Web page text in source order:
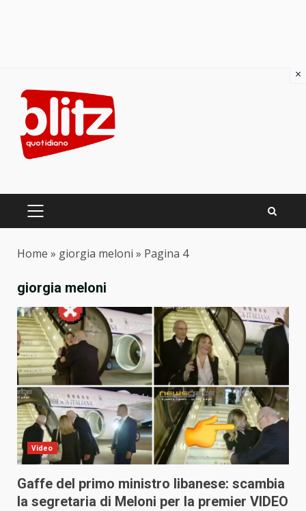
content
PRIMARY
Home » giorgia meloni » Pagina 4
giorgia meloni
Video
Gaffe del primo ministro libanese: scambia
la segretaria di Meloni per la premier VIDEO
×